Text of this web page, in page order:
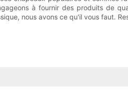
à fournir des produits de
nous avons ce qu'il vous faut.